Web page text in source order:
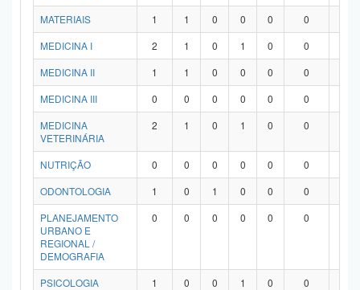
MATERIAIS 1 1 0 0 0 0
MEDICINA I
2 1 0 1 0 0
MEDICINA II
1 1 0 0 0 0
MEDICINA III
0 0 0 0 0 0
MEDICINA
VETERINÁRIA
2 1 0 1 0 0
NUTRIÇÃO 0 0 0 0 0 0
ODONTOLOGIA
1 0 1 0 0 0
PLANEJAMENTO
URBANO E
REGIONAL /
DEMOGRAFIA
0 0 0 0 0 0
PSICOLOGIA 1 0 0 1 0 0